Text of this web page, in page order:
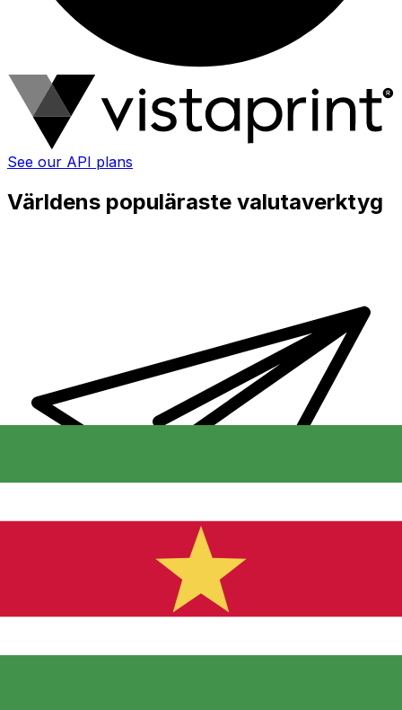
See our API plans
Världens populäraste valutaverktyg
XE Internationella valutaöverföringar